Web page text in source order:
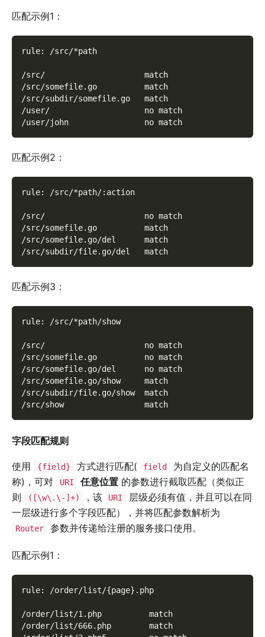
匹配示例1：
rule: /src/*path
/src/                     match
/src/somefile.go          match
/src/subdir/somefile.go   match
/user/                    no match
/user/john                no match
匹配示例2：
rule: /src/*path/:action
/src/                     no match
/src/somefile.go          match
/src/somefile.go/del      match
/src/subdir/file.go/del   match
匹配示例3：
rule: /src/*path/show
/src/                     no match
/src/somefile.go          no match
/src/somefile.go/del      no match
/src/somefile.go/show     match
/src/subdir/file.go/show  match
/src/show                 match
字段匹配规则
使用 {field} 方式进行匹配( field
为自定义的匹配名
称)，可对
URI 任意位置的参数进行截取匹配（类似正
则
([\w\.\-]+) ，该 URI
层级必须有值，并且可以在同
一层级进行多个字段匹配），并将匹配参数解析为
Router 参数并传递给注册的服务接口使用。
匹配示例1：
rule: /order/list/{page}.php
/order/list/1.php          match
/order/list/666.php        match